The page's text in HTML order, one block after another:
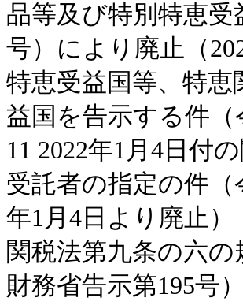
品等及び特別特恵
号）により廃止（
特恵受益国等、特
益国を告示する件
11 2022年1月4日付
受託者の指定の件（
年1月4日より廃止）
関税法第九条の六
財務省告示第195号）